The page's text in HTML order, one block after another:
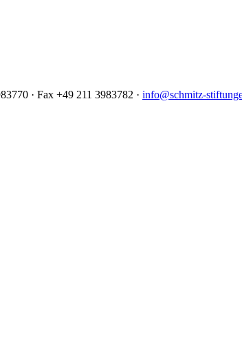
· Fax +49 211 3983782 · info@schmitz-